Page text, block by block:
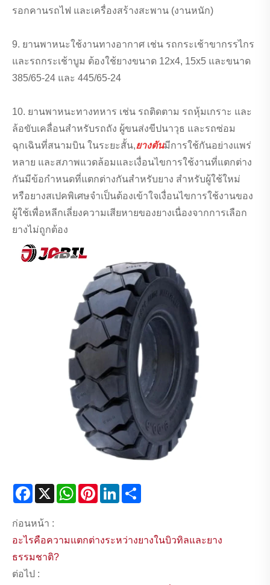
รอกคานรถไฟ และเครื่องสร้างสะพาน (งานหนัก)
9. ยานพาหนะใช้งานทางอากาศ เช่น รถกระเช้าขากรรไกร
และรถกระเช้าบูม ต้องใช้ยางขนาด 12x4, 15x5 และขนาด
385/65-24 และ 445/65-24
10. ยานพาหนะทางทหาร เช่น รถติดตาม รถหุ้มเกราะ และ
ล้อขับเคลื่อนสำหรับรถถัง ผู้ขนส่งขีปนาวุธ และรถซ่อม
ฉุกเฉินที่สนามบิน ในระยะสั้น,ยางตันมีการใช้กันอย่างแพร่
หลาย และสภาพแวดล้อมและเงื่อนไขการใช้งานที่แตกต่าง
กันมีข้อกำหนดที่แตกต่างกันสำหรับยาง สำหรับผู้ใช้ใหม่
หรือยางสเปคพิเศษจำเป็นต้องเข้าใจเงื่อนไขการใช้งานของ
ผู้ใช้เพื่อหลีกเลี่ยงความเสียหายของยางเนื่องจากการเลือก
ยางไม่ถูกต้อง
Facebook
X WhatsAppPinterestLinkedIn
ก่อนหน้า :
อะไรคือความแตกต่างระหว่างยางในบิวทิลและยาง
ธรรมชาติ?
ต่อไป :